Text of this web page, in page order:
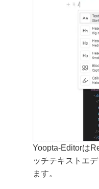
Yoopta-Editorは
ッチテキストエ
ます。